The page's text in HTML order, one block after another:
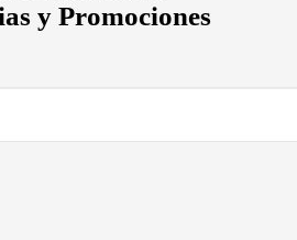
y Promociones